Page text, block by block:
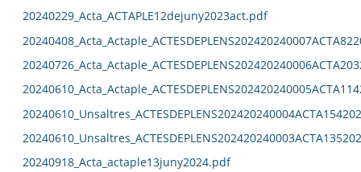
20240229_Acta_ACTAPLE12dejuny2023act.pdf
20240918_Acta_actaple13juny2024.pdf